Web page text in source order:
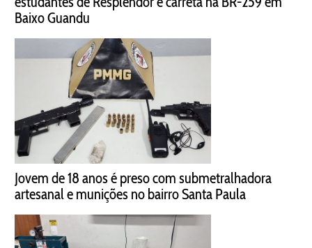
Baixo Guandu
Jovem de 18 anos é preso com submetralhadora
artesanal e munições no bairro Santa Paula